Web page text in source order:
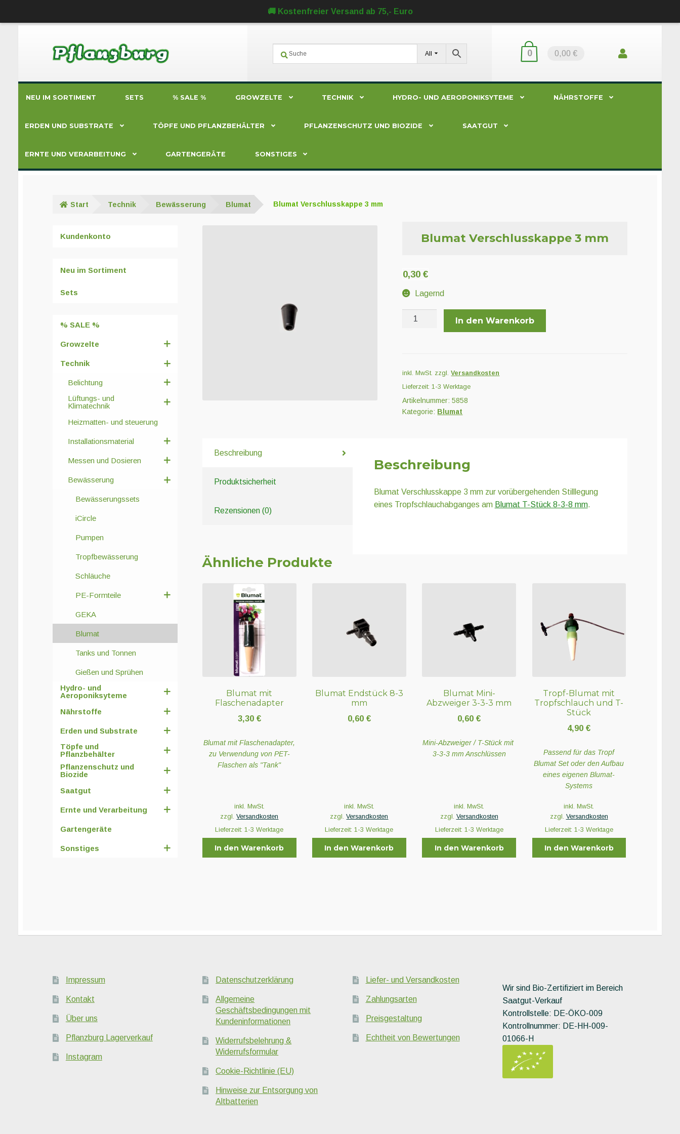
🚚 Kostenfreier Versand ab 75,- Euro
Navigation
All 0 0,00 €
NEU IM SORTIMENT SETS % SALE % GROWZELTE TECHNIK HYDRO- UND AEROPONIKSYTEME NÄHRSTOFFE
ERDEN UND SUBSTRATE TÖPFE UND PFLANZBEHÄLTER PFLANZENSCHUTZ UND BIOZIDE SAATGUT
ERNTE UND VERARBEITUNG GARTENGERÄTE SONSTIGES
Start Technik Bewässerung Blumat Blumat Verschlusskappe 3 mm
Blumat Verschlusskappe 3 mm
0,30€
Lagernd
Blumat
In den Warenkorb
inkl. MwSt. zzgl.Versandkosten
Lieferzeit:1-3 Werktage
Artikelnummer:5858
Kategorie: Blumat
Beschreibung
Produktsicherheit
Rezensionen (0)
Beschreibung
Blumat Verschlusskappe 3 mm zur vorübergehenden Stilllegung
eines Tropfschlauchabganges am Blumat T-Stück 8-3-8 mm.
Ähnliche Produkte
Blumat mit
Flaschenadapter
3,30 €
Blumat mit Flaschenadapter,
zu Verwendung von PET-
Flaschen als "Tank"
inkl. MwSt.
zzgl.Versandkosten
Lieferzeit:1-3 Werktage
In den Warenkorb
Blumat Endstück 8-3
mm
0,60 €
inkl. MwSt.
zzgl.Versandkosten
Lieferzeit:1-3 Werktage
In den Warenkorb
Blumat Mini-
Abzweiger 3-3-3 mm
0,60€
Mini-Abzweiger / T-Stück mit
3-3-3 mm Anschlüssen
inkl. MwSt.
zzgl. Versandkosten
Lieferzeit: 1-3 Werktage
In den Warenkorb
Tropf-Blumat mit
Tropfschlauch und T-
Stück
4,90€
Passend für das Tropf
Blumat Set oder den Aufbau
eines eigenen Blumat-
Systems
inkl. MwSt.
zzgl. Versandkosten
Lieferzeit: 1-3 Werktage
In den Warenkorb
Kundenkonto
Neu im Sortiment
Sets
% SALE %
Growzelte
Technik
Belichtung
Lüftungs- und
Klimatechnik
Heizmatten- und steuerung
Installationsmaterial
Messen und Dosieren
Bewässerung
Bewässerungssets
iCircle
Pumpen
Tropfbewässerung
Schläuche
PE-Formteile
GEKA
Blumat
Tanks und Tonnen
Gießen und Sprühen
Hydro- und
Aeroponiksyteme
Nährstoffe
Erden und Substrate
Töpfe und
Pflanzbehälter
Pflanzenschutz und
Biozide
Saatgut
Ernte und Verarbeitung
Gartengeräte
Sonstiges
Impressum
Kontakt
Über uns
Pflanzburg Lagerverkauf
Instagram
Datenschutzerklärung
Allgemeine
Geschäftsbedingungen mit
Kundeninformationen
Widerrufsbelehrung &
Widerrufsformular
Cookie-Richtlinie (EU)
Hinweise zur Entsorgung von
Altbatterien
Liefer- und Versandkosten
Zahlungsarten
Preisgestaltung
Echtheit von Bewertungen
Wir sind Bio-Zertifiziert im Bereich
Saatgut-Verkauf
Kontrollstelle: DE-ÖKO-009
Kontrollnummer: DE-HH-009-
01066-H